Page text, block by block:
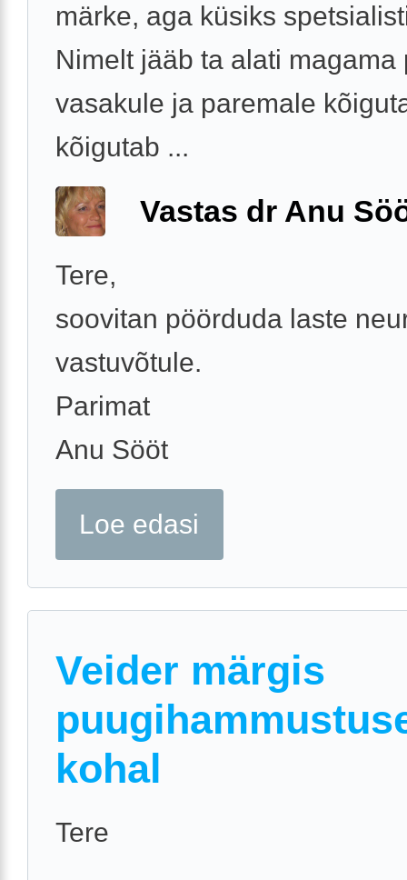
märke, aga küsiks
Nimelt jääb ta alati magama
vasakule ja paremale
kõigutab ...
Vastas dr Anu
Tere,
soovitan pöörduda laste
vastuvõtule.
Parimat
Anu Sööt
Loe edasi
Veider märgis
kohal
Tere